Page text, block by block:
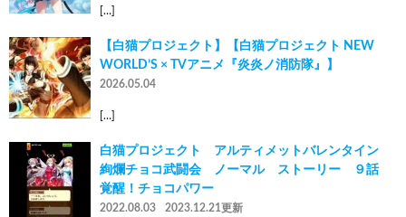
[…]
【白猫プロジェクト】【白猫プロジェクト NEW
WORLD’S × TVアニメ『炎炎ノ消防隊』】
2026.05.04
[…]
白猫プロジェクト アルティメットバレンタイン
絢爛チョコ武闘会 ノーマル ストーリー ９話
覚醒！チョコパワー
2022.08.03 2023.12.21更新